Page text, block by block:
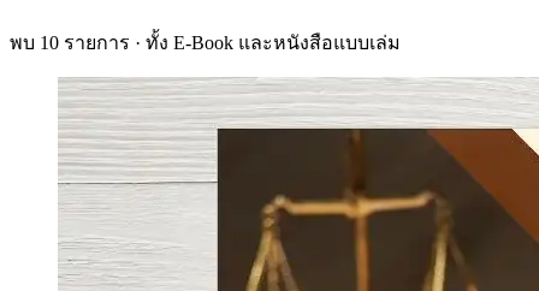
พบ 10 รายการ · ทั้ง E-Book และหนังสือแบบเล่ม